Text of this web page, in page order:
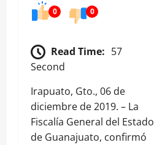
0 0
Read Time: 57
Second
Irapuato, Gto., 06 de
diciembre de 2019. – La
Fiscalía General del Estado
de Guanajuato, confirmó